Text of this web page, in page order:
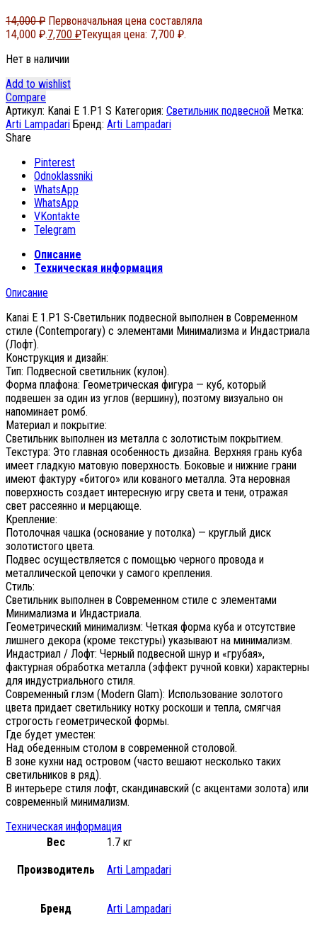
14,000₽ Первоначальная цена составляла
14,000 ₽.7,700 ₽Текущая цена: 7,700 ₽.
Нет в наличии
Add to wishlist
Compare
Артикул: Kanai E 1.P1 S Категория: Светильник подвесной Метка:
Arti Lampadari Бренд: Arti Lampadari
Share
Pinterest
Odnoklassniki
WhatsApp
WhatsApp
VKontakte
Telegram
Описание
Техническая информация
Описание
Kanai E 1.P1 S-Светильник подвесной выполнен в Современном
стиле (Contemporary) с элементами Минимализма и Индастриала
(Лофт).
Конструкция и дизайн:
Тип: Подвесной светильник (кулон).
Форма плафона: Геометрическая фигура — куб, который
подвешен за один из углов (вершину), поэтому визуально он
напоминает ромб.
Материал и покрытие:
Светильник выполнен из металла с золотистым покрытием.
Текстура: Это главная особенность дизайна. Верхняя грань куба
имеет гладкую матовую поверхность. Боковые и нижние грани
имеют фактуру «битого» или кованого металла. Эта неровная
поверхность создает интересную игру света и тени, отражая
свет рассеянно и мерцающе.
Крепление:
Потолочная чашка (основание у потолка) — круглый диск
золотистого цвета.
Подвес осуществляется с помощью черного провода и
металлической цепочки у самого крепления.
Стиль:
Светильник выполнен в Современном стиле с элементами
Минимализма и Индастриала.
Геометрический минимализм: Четкая форма куба и отсутствие
лишнего декора (кроме текстуры) указывают на минимализм.
Индастриал / Лофт: Черный подвесной шнур и «грубая»,
фактурная обработка металла (эффект ручной ковки) характерны
для индустриального стиля.
Современный глэм (Modern Glam): Использование золотого
цвета придает светильнику нотку роскоши и тепла, смягчая
строгость геометрической формы.
Где будет уместен:
Над обеденным столом в современной столовой.
В зоне кухни над островом (часто вешают несколько таких
светильников в ряд).
В интерьере стиля лофт, скандинавский (с акцентами золота) или
современный минимализм.
Техническая информация
Вес
1.7 кг
Производитель Arti Lampadari
Бренд Arti Lampadari